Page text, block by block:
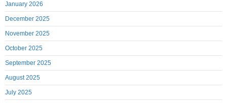
January 2026
December 2025
November 2025
October 2025
September 2025
August 2025
July 2025